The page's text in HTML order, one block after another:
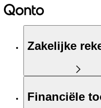
Zakelijke
Financiële